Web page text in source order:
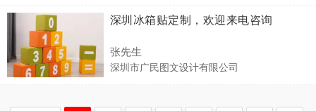
深圳冰箱贴定制，欢迎来电咨询
张先生
深圳市广民图文设计有限公司